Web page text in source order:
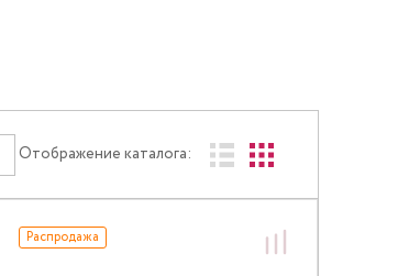
Отображение каталога:
Распродажа